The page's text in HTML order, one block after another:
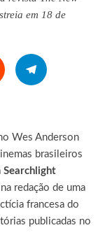
em 18 de
Wes Anderson
brasileiros
Searchlight
redação de uma
francesa do
publicadas no